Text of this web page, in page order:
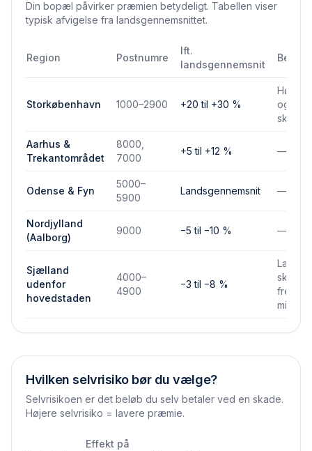
Din bopæl påvirker præmien betydeligt. Tabellen viser
typisk afvigelse fra landsgennemsnittet.
Region Postnumre
Ift.
landsgennemsnit
Storkøbenhavn 1000–2900 +20 til +30 %
Højere
og
Aarhus &
Trekantområdet
8000,
7000
+5 til +12 % —
Odense & Fyn
5000–
5900
Landsgennemsnit —
Nordjylland
(Aalborg)
9000 −5 til −10 % —
Sjælland
udenfor
hovedstaden
4000–
4900
−3 til −8 %
Lavere
mindre
Hvilken selvrisiko bør du vælge?
Selvrisikoen er det beløb du selv betaler ved en skade.
Højere selvrisiko = lavere præmie.
Effekt på